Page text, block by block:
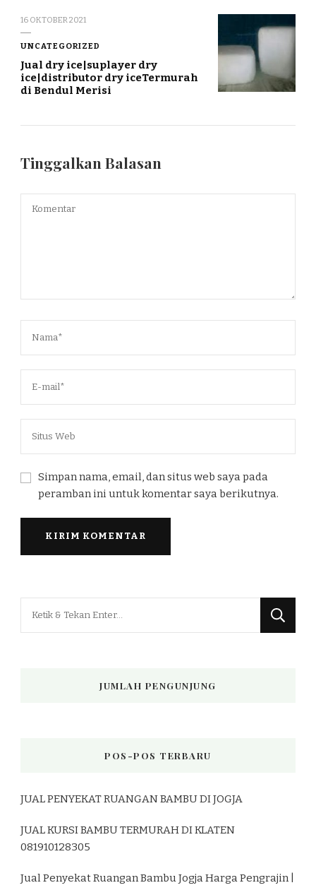
16 OKTOBER 2021
UNCATEGORIZED
Jual dry ice|suplayer dry
ice|distributor dry iceTermurah
di Bendul Merisi
Tinggalkan Balasan
Simpan nama, email, dan situs web saya pada
peramban ini untuk komentar saya berikutnya.
Mencari
JUMLAH PENGUNJUNG
POS-POS TERBARU
JUAL PENYEKAT RUANGAN BAMBU DI JOGJA
JUAL KURSI BAMBU TERMURAH DI KLATEN
081910128305
Jual Penyekat Ruangan Bambu Jogja Harga Pengrajin |